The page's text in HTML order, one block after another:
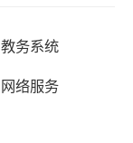
教务系统
网络服务